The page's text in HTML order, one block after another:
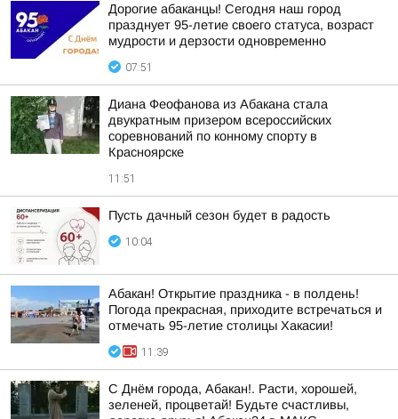
Дорогие абаканцы! Сегодня наш город
празднует 95-летие своего статуса, возраст
мудрости и дерзости одновременно
07:51
Диана Феофанова из Абакана стала
двукратным призером всероссийских
соревнований по конному спорту в
Красноярске
11:51
Пусть дачный сезон будет в радость
10:04
Абакан! Открытие праздника - в полдень!
Погода прекрасная, приходите встречаться и
отмечать 95-летие столицы Хакасии!
11:39
С Днём города, Абакан!. Расти, хорошей,
зеленей, процветай! Будьте счастливы,